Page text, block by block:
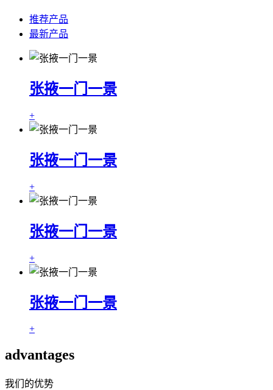
推荐产品
最新产品
张掖一门一景
+
张掖一门一景
+
张掖一门一景
+
张掖一门一景
+
advantages
我们的优势